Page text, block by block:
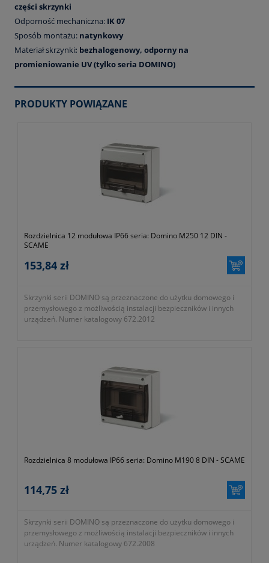
części skrzynki
Odporność mechaniczna: IK 07
Sposób montażu: natynkowy
Materiał skrzynki: bezhalogenowy, odporny na
promieniowanie UV (tylko seria DOMINO)
PRODUKTY POWIĄZANE
Rozdzielnica 12 modułowa IP66 seria: Domino M250 12 DIN -
SCAME
153,84 zł
Skrzynki serii DOMINO są przeznaczone do użytku domowego i
przemysłowego z możliwością instalacji bezpieczników i innych
urządzeń. Numer katalogowy 672.2012
Rozdzielnica 8 modułowa IP66 seria: Domino M190 8 DIN - SCAME
114,75 zł
Skrzynki serii DOMINO są przeznaczone do użytku domowego i
przemysłowego z możliwością instalacji bezpieczników i innych
urządzeń. Numer katalogowy 672.2008